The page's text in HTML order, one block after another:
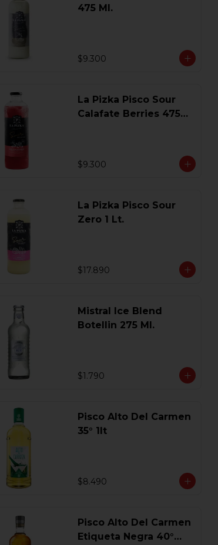
475 Ml.
$9.300
La Pizka Pisco Sour
Calafate Berries 475
$9.300
La Pizka Pisco Sour
Zero 1 Lt.
$17.890
Mistral Ice Blend
Botellin 275 Ml.
$1.790
Pisco Alto Del Carmen
35° 1lt
$8.490
Pisco Alto Del Carmen
Etiqueta Negra 40°